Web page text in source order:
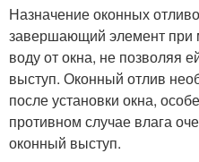
Назначение оконных
завершающий элемент при
воду от окна, не позволяя
выступ. Оконный отлив
после установки окна,
противном случае влага
оконный выступ.